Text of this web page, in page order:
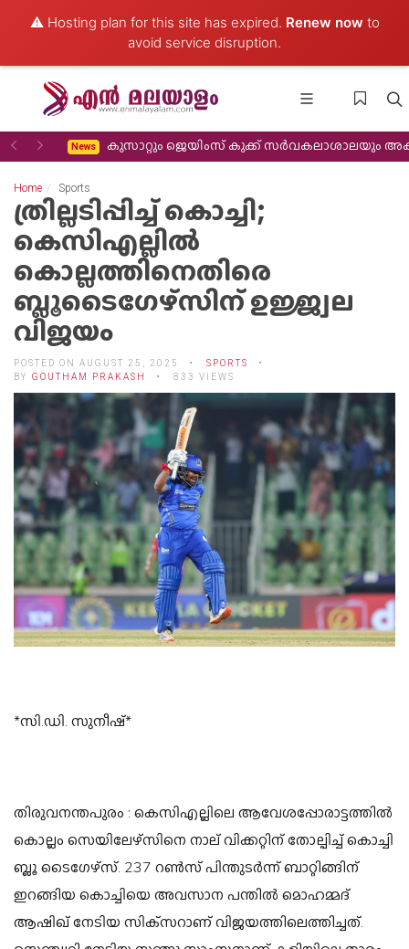
⚠️ Hosting plan for this site has expired. Renew now to
avoid service disruption.
Previous
NextNews കുസാറ്റും ജെയിംസ് കുക്ക് സർവകലാശാലയും അക്കാദമിക സഹകരണം
Home Sports
ത്രില്ലടിപ്പിച്ച് കൊച്ചി;
കെസിഎല്ലില്‍
കൊല്ലത്തിനെതിരെ
ബ്ലൂടൈഗേഴ്‌സിന് ഉജ്ജ്വല
വിജയം
POSTED ON AUGUST 25, 2025
SPORTS
BY GOUTHAM PRAKASH 833 VIEWS
*സി.ഡി. സുനീഷ്*
തിരുവനന്തപുരം : കെസിഎല്ലിലെ ആവേശപ്പോരാട്ടത്തില്‍
കൊല്ലം സെയിലേഴ്‌സിനെ നാല് വിക്കറ്റിന് തോല്പിച്ച് കൊച്ചി
ബ്ലൂ ടൈഗേഴ്‌സ്. 237 റണ്‍സ് പിന്തുടര്‍ന്ന് ബാറ്റിങ്ങിന്
ഇറങ്ങിയ കൊച്ചിയെ അവസാന പന്തില്‍ മൊഹമ്മദ്
ആഷിഖ് നേടിയ സിക്‌സറാണ് വിജയത്തിലെത്തിച്ചത്.